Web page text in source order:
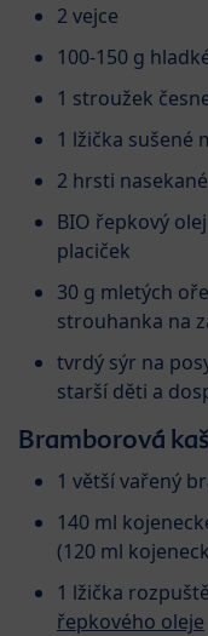
2 vejce
100-150 g
1 stroužek
1 lžička sušené
2 hrsti
BIO řepkový
placiček
30 g mletých
strouhanka na
tvrdý sýr na
starší děti a
Bramborová
1 větší vařený
140 ml
(120 ml
1 lžička
řepkového oleje